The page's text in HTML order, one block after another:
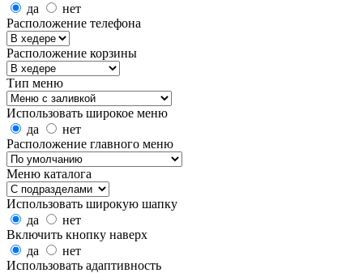
да
нет
Расположение телефона
Расположение корзины
Тип меню
Использовать широкое меню
да
нет
Расположение главного меню
Меню каталога
Использовать широкую шапку
да
нет
Включить кнопку наверх
да
нет
Использовать адаптивность